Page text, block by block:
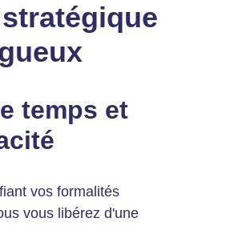
temps et
vos formalités
vous libérez d'une